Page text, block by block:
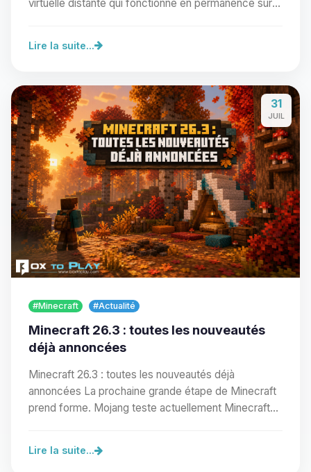
virtuelle distante qui fonctionne en permanence sur
Lire la suite...
31
JUIL
#Minecraft #Actualité
Minecraft 26.3 : toutes les nouveautés
déjà annoncées
Minecraft 26.3 : toutes les nouveautés déjà
annoncées La prochaine grande étape de Minecraft
prend forme. Mojang teste actuellement Minecraft
Lire la suite...
parler ! Moi c’est Choupy, ton petit
assistant BoxToPlay. Dis-moi ce dont
tu as besoin et je vais remuer mes
petits circuits pour t’aider.
10/08/2026 à 06:10